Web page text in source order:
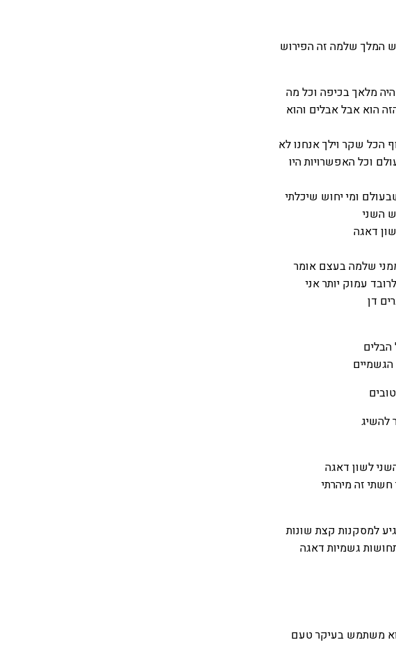
המלך שלמה זה הפירוש
מלאך בכיפה וכל מה
הוא אבל אבלים והוא
הכל שקר וילך אנחנו לא
וכל האפשרויות היו
ומי יחוש שיכלתי
השני
דאגה
שלמה בעצם אומר
עמוק יותר אני
דן
הבלים
להשיג
לשון דאגה
זה מיהרתי
למסקנות קצת שונות
גשמיות דאגה
חוש הוא משתמש בעיקר טעם